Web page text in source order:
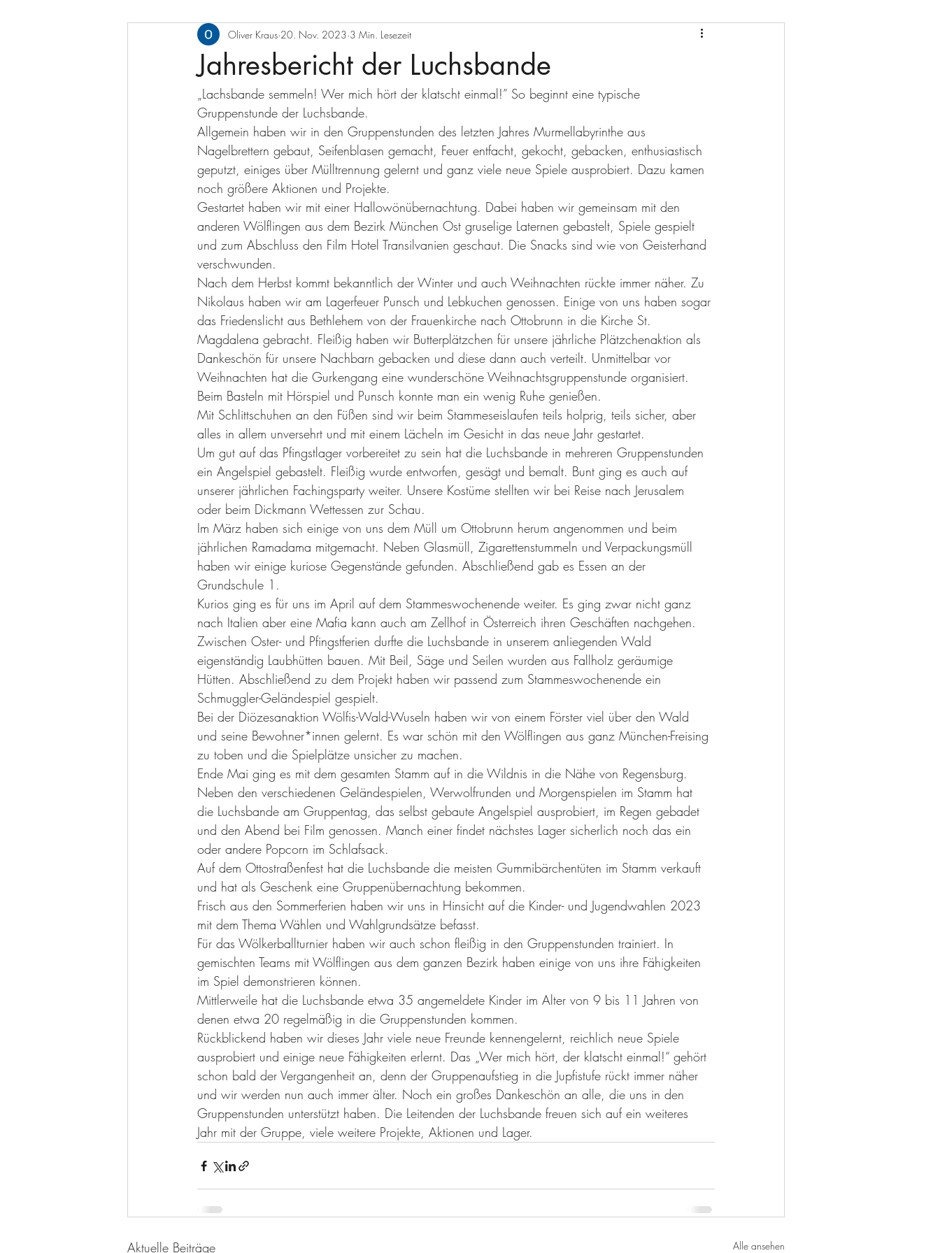
Jahresbericht der Luchsbande
Oliver Kraus 20. Nov. 2023 3 Min. Lesezeit
„Lachsbande semmeln! Wer mich hört der klatscht einmal!” So beginnt eine typische
Gruppenstunde der Luchsbande.
Allgemein haben wir in den Gruppenstunden des letzten Jahres Murmellabyrinthe aus
Nagelbrettern gebaut, Seifenblasen gemacht, Feuer entfacht, gekocht, gebacken, enthusiastisch
geputzt, einiges über Mülltrennung gelernt und ganz viele neue Spiele ausprobiert. Dazu kamen
noch größere Aktionen und Projekte.
Gestartet haben wir mit einer Hallowönübernachtung. Dabei haben wir gemeinsam mit den
anderen Wölflingen aus dem Bezirk München Ost gruselige Laternen gebastelt, Spiele gespielt
und zum Abschluss den Film Hotel Transilvanien geschaut. Die Snacks sind wie von Geisterhand
verschwunden.
Nach dem Herbst kommt bekanntlich der Winter und auch Weihnachten rückte immer näher. Zu
Nikolaus haben wir am Lagerfeuer Punsch und Lebkuchen genossen. Einige von uns haben sogar
das Friedenslicht aus Bethlehem von der Frauenkirche nach Ottobrunn in die Kirche St.
Magdalena gebracht. Fleißig haben wir Butterplätzchen für unsere jährliche Plätzchenaktion als
Dankeschön für unsere Nachbarn gebacken und diese dann auch verteilt. Unmittelbar vor
Weihnachten hat die Gurkengang eine wunderschöne Weihnachtsgruppenstunde organisiert.
Beim Basteln mit Hörspiel und Punsch konnte man ein wenig Ruhe genießen.
Mit Schlittschuhen an den Füßen sind wir beim Stammeseislaufen teils holprig, teils sicher, aber
alles in allem unversehrt und mit einem Lächeln im Gesicht in das neue Jahr gestartet.
Um gut auf das Pfingstlager vorbereitet zu sein hat die Luchsbande in mehreren Gruppenstunden
ein Angelspiel gebastelt. Fleißig wurde entworfen, gesägt und bemalt. Bunt ging es auch auf
unserer jährlichen Fachingsparty weiter. Unsere Kostüme stellten wir bei Reise nach Jerusalem
oder beim Dickmann Wettessen zur Schau.
Im März haben sich einige von uns dem Müll um Ottobrunn herum angenommen und beim
jährlichen Ramadama mitgemacht. Neben Glasmüll, Zigarettenstummeln und Verpackungsmüll
haben wir einige kuriose Gegenstände gefunden. Abschließend gab es Essen an der
Grundschule 1.
Kurios ging es für uns im April auf dem Stammeswochenende weiter. Es ging zwar nicht ganz
nach Italien aber eine Mafia kann auch am Zellhof in Österreich ihren Geschäften nachgehen.
Zwischen Oster- und Pfingstferien durfte die Luchsbande in unserem anliegenden Wald
eigenständig Laubhütten bauen. Mit Beil, Säge und Seilen wurden aus Fallholz geräumige
Hütten. Abschließend zu dem Projekt haben wir passend zum Stammeswochenende ein
Schmuggler-Geländespiel gespielt.
Bei der Diözesanaktion Wölfis-Wald-Wuseln haben wir von einem Förster viel über den Wald
und seine Bewohner*innen gelernt. Es war schön mit den Wölflingen aus ganz München-Freising
zu toben und die Spielplätze unsicher zu machen.
Ende Mai ging es mit dem gesamten Stamm auf in die Wildnis in die Nähe von Regensburg.
Neben den verschiedenen Geländespielen, Werwolfrunden und Morgenspielen im Stamm hat
die Luchsbande am Gruppentag, das selbst gebaute Angelspiel ausprobiert, im Regen gebadet
und den Abend bei Film genossen. Manch einer findet nächstes Lager sicherlich noch das ein
oder andere Popcorn im Schlafsack.
Auf dem Ottostraßenfest hat die Luchsbande die meisten Gummibärchentüten im Stamm verkauft
und hat als Geschenk eine Gruppenübernachtung bekommen.
Frisch aus den Sommerferien haben wir uns in Hinsicht auf die Kinder- und Jugendwahlen 2023
mit dem Thema Wählen und Wahlgrundsätze befasst.
Für das Wölkerballturnier haben wir auch schon fleißig in den Gruppenstunden trainiert. In
gemischten Teams mit Wölflingen aus dem ganzen Bezirk haben einige von uns ihre Fähigkeiten
im Spiel demonstrieren können.
Mittlerweile hat die Luchsbande etwa 35 angemeldete Kinder im Alter von 9 bis 11 Jahren von
denen etwa 20 regelmäßig in die Gruppenstunden kommen.
Rückblickend haben wir dieses Jahr viele neue Freunde kennengelernt, reichlich neue Spiele
ausprobiert und einige neue Fähigkeiten erlernt. Das „Wer mich hört, der klatscht einmal!“ gehört
schon bald der Vergangenheit an, denn der Gruppenaufstieg in die Jupfistufe rückt immer näher
und wir werden nun auch immer älter. Noch ein großes Dankeschön an alle, die uns in den
Gruppenstunden unterstützt haben. Die Leitenden der Luchsbande freuen sich auf ein weiteres
Jahr mit der Gruppe, viele weitere Projekte, Aktionen und Lager.
Aktuelle Beiträge Alle ansehen